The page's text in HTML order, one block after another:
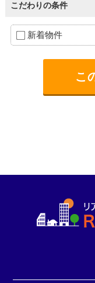
こだわりの条件
新着物件